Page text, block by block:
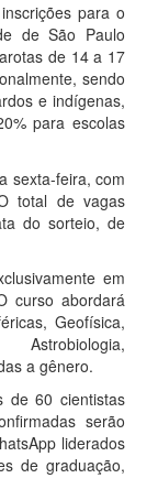
para o
de São Paulo
de 14 a 17
sendo
e indígenas,
para escolas
sexta-feira, com
total de vagas
do sorteio, de
em
curso abordará
Geofísica,
a gênero.
de 60 cientistas
serão
liderados
de graduação,